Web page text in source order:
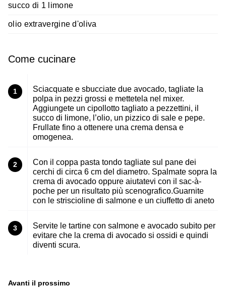
succo di 1 limone
olio extravergine d'oliva
Come cucinare
1
Sciacquate e sbucciate due avocado, tagliate la
polpa in pezzi grossi e mettetela nel mixer.
Aggiungete un cipollotto tagliato a pezzettini, il
succo di limone, l’olio, un pizzico di sale e pepe.
Frullate fino a ottenere una crema densa e
omogenea.
2
Con il coppa pasta tondo tagliate sul pane dei
cerchi di circa 6 cm del diametro. Spalmate sopra la
crema di avocado oppure aiutatevi con il sac-à-
poche per un risultato più scenografico.Guarnite
con le striscioline di salmone e un ciuffetto di aneto
3
Servite le tartine con salmone e avocado subito per
evitare che la crema di avocado si ossidi e quindi
diventi scura.
Avanti il ​​prossimo